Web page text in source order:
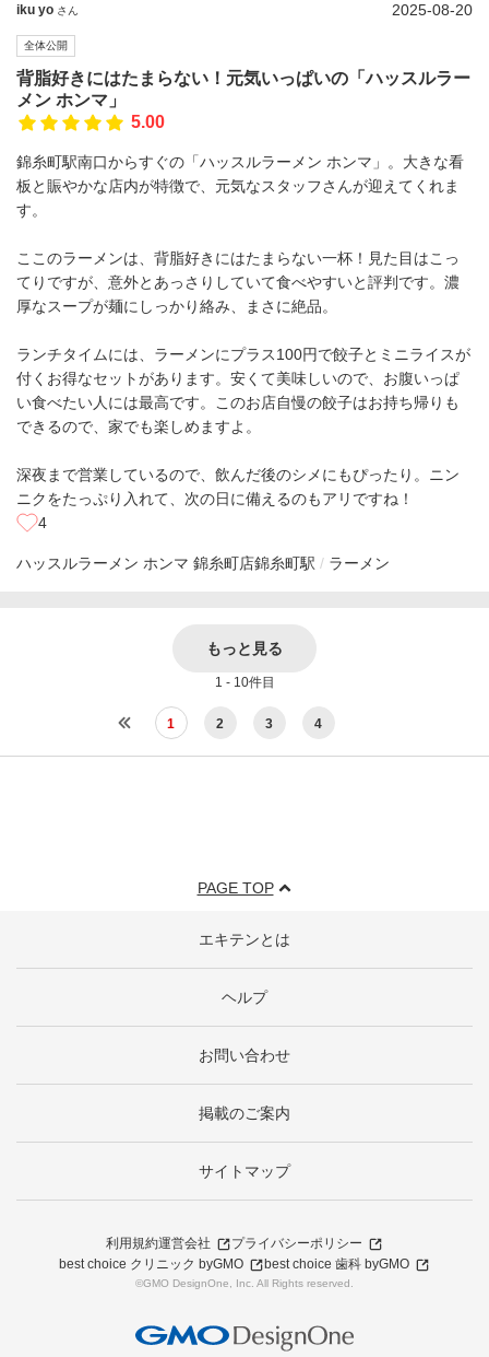
iku yo さん 2025-08-20
全体公開
背脂好きにはたまらない！元気いっぱいの「ハッスルラー
メン ホンマ」
5.00
錦糸町駅南口からすぐの「ハッスルラーメン ホンマ」。大きな看
板と賑やかな店内が特徴で、元気なスタッフさんが迎えてくれま
す。
ここのラーメンは、背脂好きにはたまらない一杯！見た目はこっ
てりですが、意外とあっさりしていて食べやすいと評判です。濃
厚なスープが麺にしっかり絡み、まさに絶品。
ランチタイムには、ラーメンにプラス100円で餃子とミニライスが
付くお得なセットがあります。安くて美味しいので、お腹いっぱ
い食べたい人には最高です。このお店自慢の餃子はお持ち帰りも
できるので、家でも楽しめますよ。
深夜まで営業しているので、飲んだ後のシメにもぴったり。ニン
ニクをたっぷり入れて、次の日に備えるのもアリですね！
4
ハッスルラーメン ホンマ 錦糸町店錦糸町駅 ラーメン
もっと見る
1 - 10件目
1 2 3 4
PAGE TOP
エキテンとは
ヘルプ
お問い合わせ
掲載のご案内
サイトマップ
利用規約運営会社
プライバシーポリシー
best choice クリニック byGMO
best choice 歯科 byGMO
©GMO DesignOne, Inc. All Rights reserved.